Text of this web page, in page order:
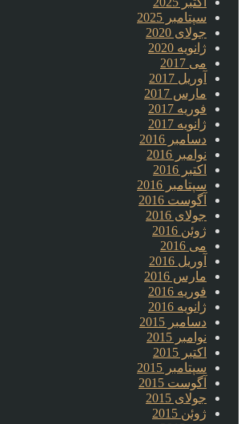
سپتامبر 2025
جولای 2020
ژانویه 2020
می 2017
آوریل 2017
مارس 2017
فوریه 2017
ژانویه 2017
دسامبر 2016
نوامبر 2016
اکتبر 2016
سپتامبر 2016
آگوست 2016
جولای 2016
ژوئن 2016
می 2016
آوریل 2016
مارس 2016
فوریه 2016
ژانویه 2016
دسامبر 2015
نوامبر 2015
اکتبر 2015
سپتامبر 2015
آگوست 2015
جولای 2015
ژوئن 2015